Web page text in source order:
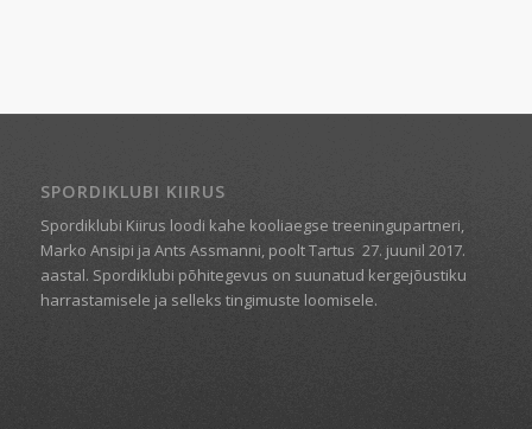
SPORDIKLUBI KIIRUS
Spordiklubi Kiirus loodi kahe kooliaegse treeningupartneri,
Marko Ansipi ja Ants Assmanni, poolt Tartus 27. juunil 2017.
aastal. Spordiklubi põhitegevus on suunatud kergejõustiku
harrastamisele ja selleks tingimuste loomisele.